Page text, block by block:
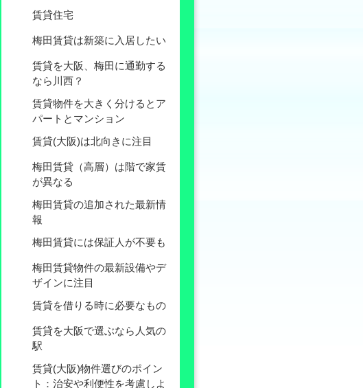
賃貸住宅
梅田賃貸は新築に入居したい
賃貸を大阪、梅田に通勤する
なら川西？
賃貸物件を大きく分けるとア
パートとマンション
賃貸(大阪)は北向きに注目
梅田賃貸（高層）は階で家賃
が異なる
梅田賃貸の追加された最新情
報
梅田賃貸には保証人が不要も
梅田賃貸物件の最新設備やデ
ザインに注目
賃貸を借りる時に必要なもの
賃貸を大阪で選ぶなら人気の
駅
賃貸(大阪)物件選びのポイン
ト：治安や利便性を考慮しよ